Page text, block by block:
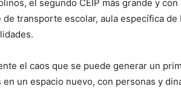
el segundo CEIP más grande y
de transporte escolar, aula específica
el caos que se puede generar un
en un espacio nuevo, con personas y